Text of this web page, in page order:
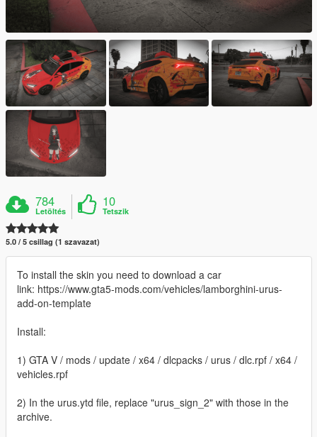
784
Letöltés
10
Tetszik
5.0 / 5 csillag (1 szavazat)
To install the skin you need to download a car
link: https://www.gta5-mods.com/vehicles/lamborghini-urus-
add-on-template
Install:
1) GTA V / mods / update / x64 / dlcpacks / urus / dlc.rpf / x64 /
vehicles.rpf
2) In the urus.ytd file, replace "urus_sign_2" with those in the
archive.